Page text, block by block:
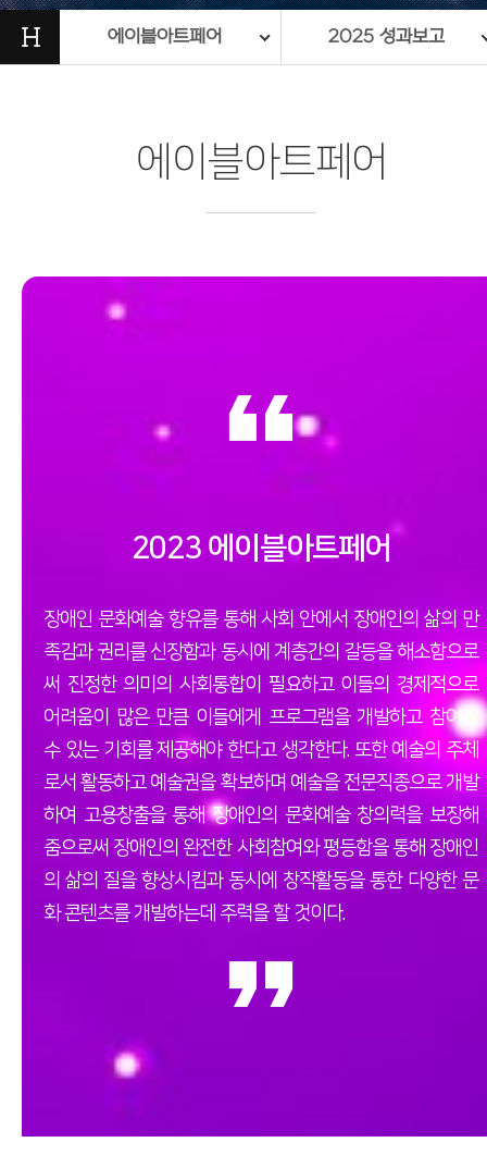
H 에이블아트페어 2025 성과보고
에이블아트페어
format_quote
2023 에이블아트페어
장애인 문화예술 향유를 통해 사회 안에서 장애인의 삶의 만
족감과 권리를 신장함과 동시에 계층간의 갈등을 해소함으로
써 진정한 의미의 사회통합이 필요하고 이들의 경제적으로
어려움이 많은 만큼 이들에게 프로그램을 개발하고 참여할
수 있는 기회를 제공해야 한다고 생각한다.또한 예술의 주체
로서 활동하고 예술권을 확보하며 예술을 전문직종으로 개발
하여 고용창출을 통해 장애인의 문화예술 창의력을 보장해
줌으로써 장애인의 완전한 사회참여와 평등함을 통해 장애인
의 삶의 질을 향상시킴과 동시에 창작활동을 통한 다양한 문
화 콘텐츠를 개발하는데 주력을 할 것이다.
format_quote